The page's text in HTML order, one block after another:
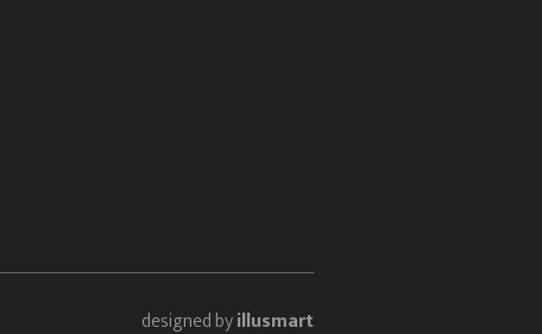
designed byillusmart